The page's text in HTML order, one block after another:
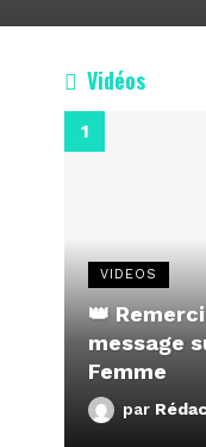
Vidéos
VIDEOS
👑
message
Femme
par